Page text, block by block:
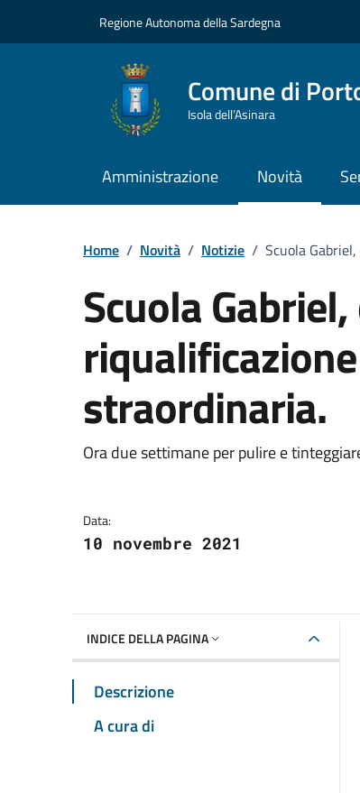
Regione Autonoma della Sardegna
Comune di
Isola dell’Asinara
Amministrazione Novità
Home / Novità / Notizie / Scuola
Scuola
straordinaria.
Dettagli della
Ora due settimane per pulire e
Data:
10 novembre 2021
INDICE DELLA PAGINA
Descrizione
A cura di